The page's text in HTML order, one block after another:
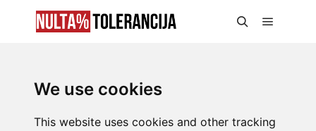
We use cookies
This website uses cookies and other tracking